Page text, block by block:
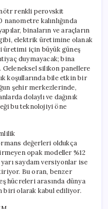
renkli perovskit
kalınlığında
binaların ve araçların
elektrik üretimine olanak
üretimi için büyük güneş
duymayacak; bina
Geleneksel silikon panellere
koşullarında bile etkin bir
şehir merkezlerinde,
dolaylı ve dağınık
bu teknolojiyi öne
değerleri oldukça
opak modeller %12
saydam versiyonlar ise
Bu oran, benzer
hücreleri arasında dünya
biri olarak kabul ediliyor.